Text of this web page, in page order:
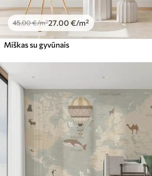
45.00€/m²27.00 €/m²
Miškas su gyvūnais